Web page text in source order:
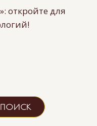
откройте для
ПОИСК